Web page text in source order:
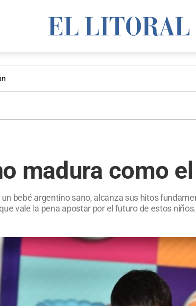
madura como
bebé argentino sano, alcanza sus hitos
vale la pena apostar por el futuro de estos